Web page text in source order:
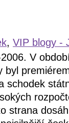
, VIP blogy -
V
schodek
strana